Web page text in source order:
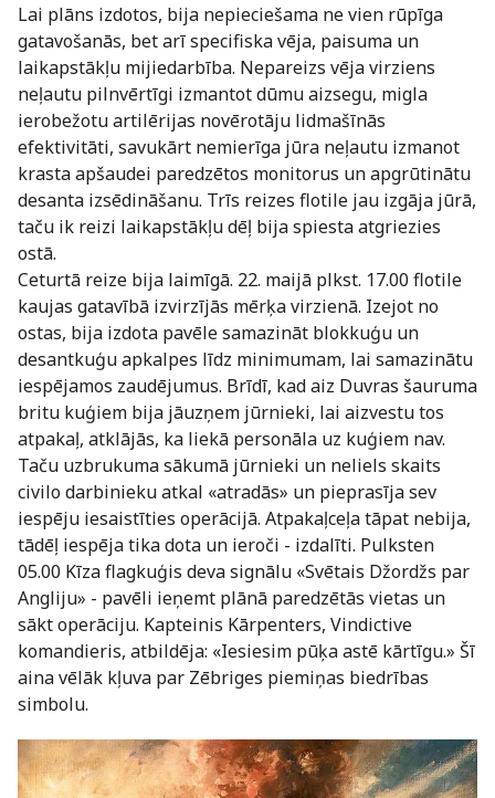
Lai plāns izdotos, bija nepieciešama ne vien rūpīga
gatavošanās, bet arī specifiska vēja, paisuma un
laikapstākļu mijiedarbība. Nepareizs vēja virziens
neļautu pilnvērtīgi izmantot dūmu aizsegu, migla
ierobežotu artilērijas novērotāju lidmašīnās
efektivitāti, savukārt nemierīga jūra neļautu izmanot
krasta apšaudei paredzētos monitorus un apgrūtinātu
desanta izsēdināšanu. Trīs reizes flotile jau izgāja jūrā,
taču ik reizi laikapstākļu dēļ bija spiesta atgriezies
ostā.
Ceturtā reize bija laimīgā. 22. maijā plkst. 17.00 flotile
kaujas gatavībā izvirzījās mērķa virzienā. Izejot no
ostas, bija izdota pavēle samazināt blokkuģu un
desantkuģu apkalpes līdz minimumam, lai samazinātu
iespējamos zaudējumus. Brīdī, kad aiz Duvras šauruma
britu kuģiem bija jāuzņem jūrnieki, lai aizvestu tos
atpakaļ, atklājās, ka liekā personāla uz kuģiem nav.
Taču uzbrukuma sākumā jūrnieki un neliels skaits
civilo darbinieku atkal «atradās» un pieprasīja sev
iespēju iesaistīties operācijā. Atpakaļceļa tāpat nebija,
tādēļ iespēja tika dota un ieroči - izdalīti. Pulksten
05.00 Kīza flagkuģis deva signālu «Svētais Džordžs par
Angliju» - pavēli ieņemt plānā paredzētās vietas un
sākt operāciju. Kapteinis Kārpenters, Vindictive
komandieris, atbildēja: «Iesiesim pūķa astē kārtīgu.» Šī
aina vēlāk kļuva par Zēbriges piemiņas biedrības
simbolu.